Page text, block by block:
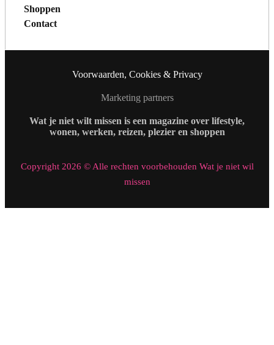
Shoppen
Contact
Voorwaarden, Cookies & Privacy
Marketing partners
Wat je niet wilt missen is een magazine over lifestyle,
wonen, werken, reizen, plezier en shoppen
Copyright 2026 © Alle rechten voorbehouden Wat je niet wil
missen